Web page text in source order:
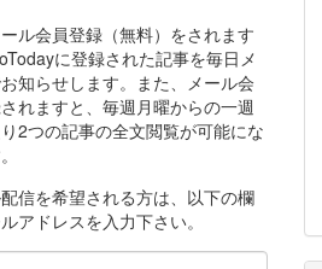
ル会員登録（無料）をされます
に登録された記事を毎日メ
知らせします。また、メール会
れますと、毎週月曜からの一週
2つの記事の全文閲覧が可能にな
信を希望される方は、以下の欄
アドレスを入力下さい。